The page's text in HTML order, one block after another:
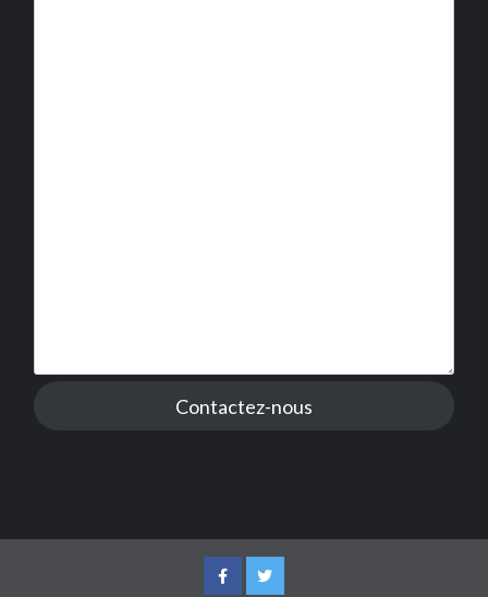
Contactez-nous
FacebookTwitter